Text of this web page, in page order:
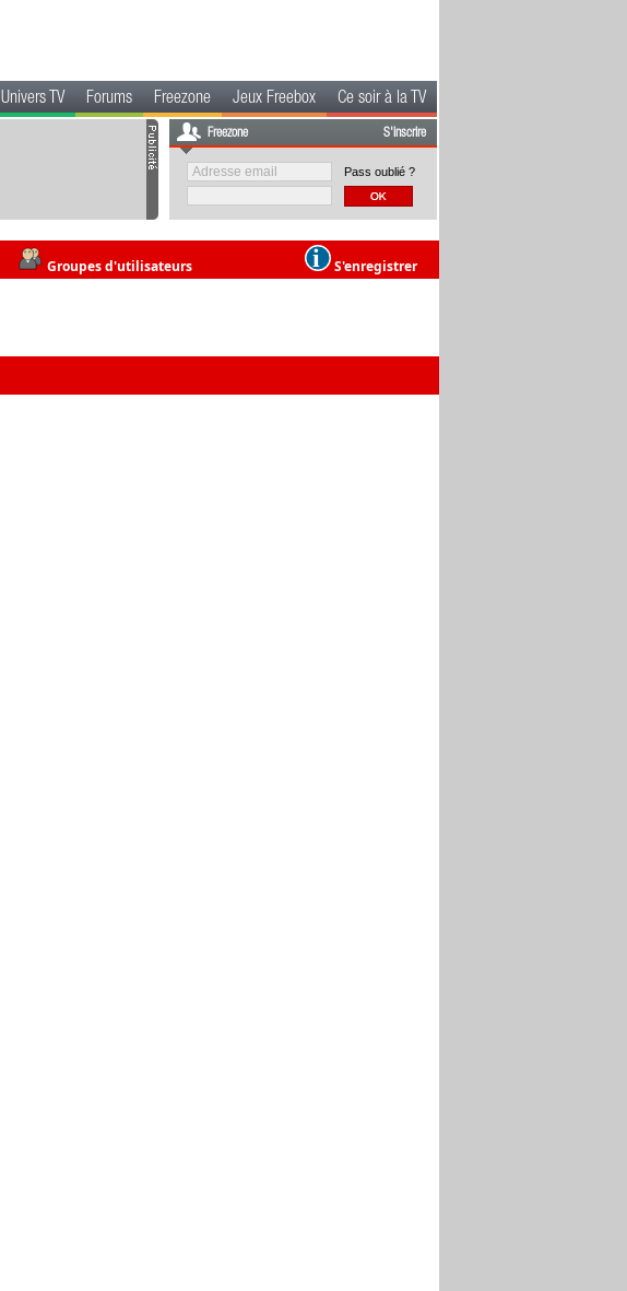
Univers TV Forums Freezone Jeux Freebox Ce soir à la TV
Freezone S'inscrire
Pass oublié ?
Groupes d'utilisateurs S'enregistrer